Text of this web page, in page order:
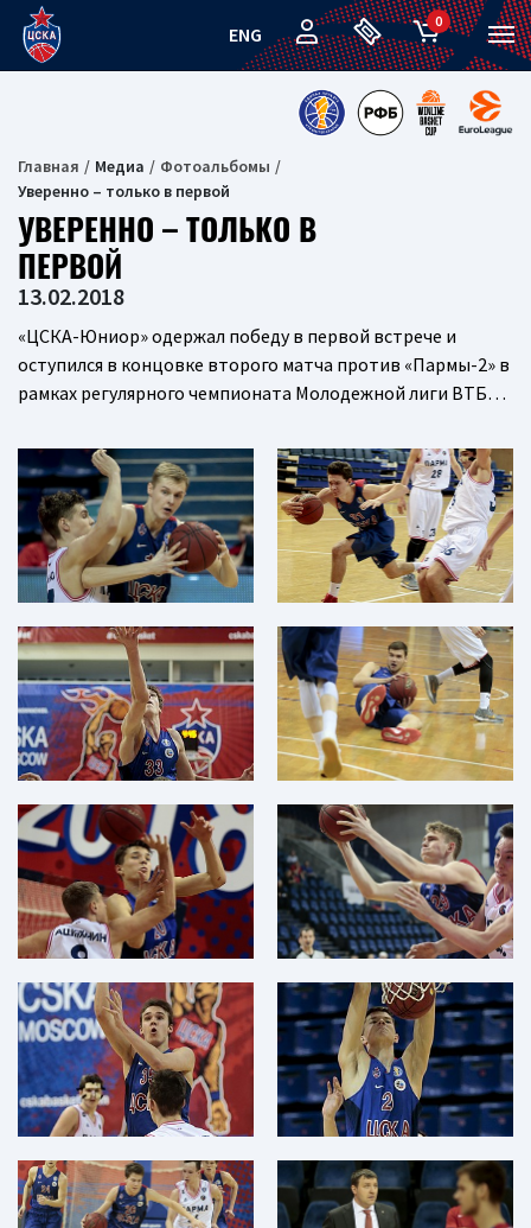
ENG
0
Главная Медиа
Фотоальбомы
Уверенно – только в первой
УВЕРЕННО – ТОЛЬКО В
ПЕРВОЙ
13.02.2018
«ЦСКА-Юниор» одержал победу в первой встрече и
оступился в концовке второго матча против «Пармы-2» в
рамках регулярного чемпионата Молодежной лиги ВТБ…